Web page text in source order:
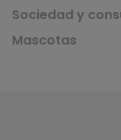
Sociedad y
Mascotas